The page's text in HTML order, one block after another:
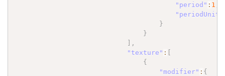
"period" : 1
"periodUnit"
}
}
] ,
"texture" : [
{
"modifier" : {